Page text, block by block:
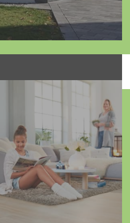
und lassen Sie Ihr
Designbelägen,
und hochwertigen
Unsere vielfältigen
bieten nicht nur